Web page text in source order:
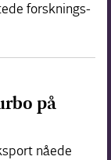
forsknings-
på
nåede